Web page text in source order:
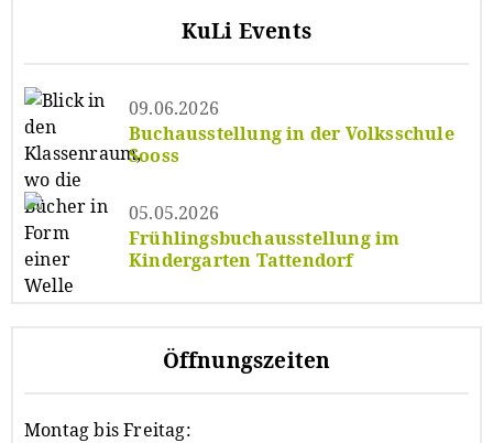
KuLi Events
Buchausstellung in der Volksschule
Sooss
09.06.2026
Frühlingsbuchausstellung im
Kindergarten Tattendorf
05.05.2026
Öffnungszeiten
Montag bis Freitag: